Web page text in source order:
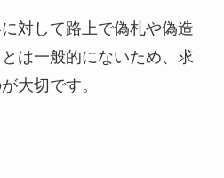
対して路上で偽札や偽造
は一般的にないため、求
大切です。